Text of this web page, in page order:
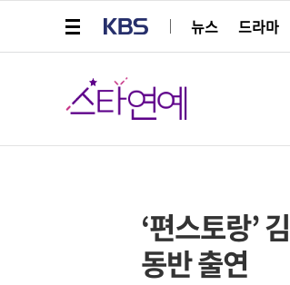
뉴스
드라마
스타연예
‘편스토랑’
동반 출연
페이스북
트위터
네이버
URL복사
글씨 작게보기
글씨 크게보기
스타박스